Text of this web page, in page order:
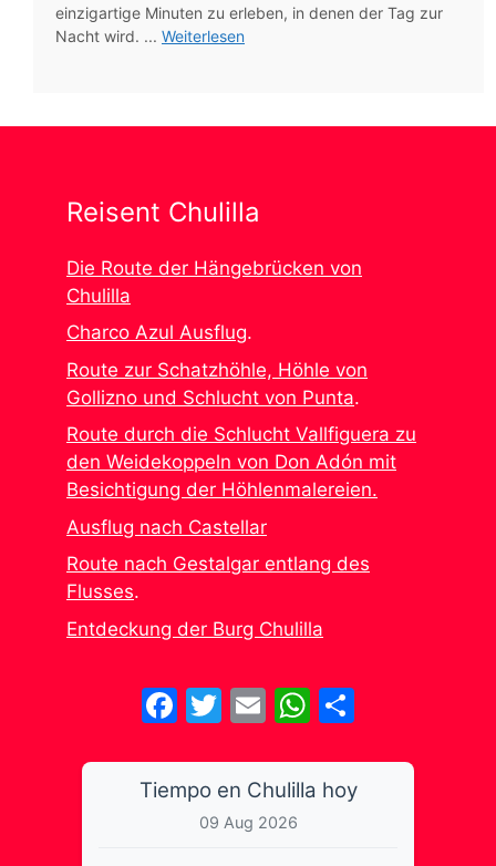
einzigartige Minuten zu erleben, in denen der Tag zur
Nacht wird. ... Weiterlesen
Reisent Chulilla
Die Route der Hängebrücken von
Chulilla
Charco Azul Ausflug.
Route zur Schatzhöhle, Höhle von
Gollizno und Schlucht von Punta.
Route durch die Schlucht Vallfiguera zu
den Weidekoppeln von Don Adón mit
Besichtigung der Höhlenmalereien.
Ausflug nach Castellar
Route nach Gestalgar entlang des
Flusses.
Entdeckung der Burg Chulilla
Facebook
Twitter
EmailWhatsApp
Tiempo en Chulilla hoy
09 Aug 2026